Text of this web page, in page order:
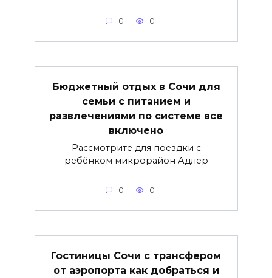
0 0
Бюджетный отдых в Сочи для
семьи с питанием и
развлечениями по системе все
включено
Рассмотрите для поездки с
ребёнком микрорайон Адлер
0 0
Гостиницы Сочи с трансфером
от аэропорта как добраться и